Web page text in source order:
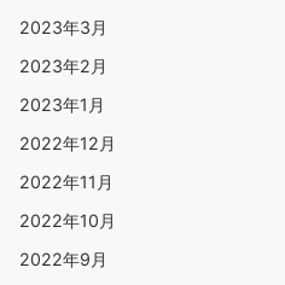
2023年3月
2023年2月
2023年1月
2022年12月
2022年11月
2022年10月
2022年9月